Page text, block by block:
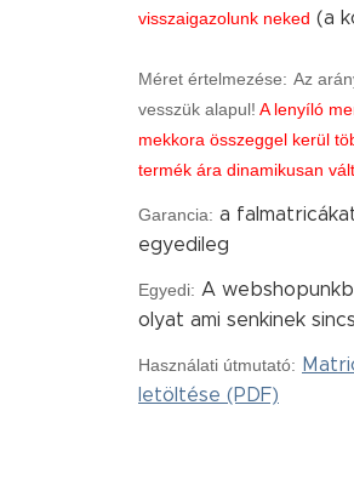
visszaigazolunk neked (a
Méret értelmezése: Az
vesszük alapul! A lenyíló
mekkora összeggel kerül
termék ára dinamikusan
Garancia: a
egyedileg
Egyedi: A
olyat ami senkinek
Használati útmutató:
letöltése (PDF)